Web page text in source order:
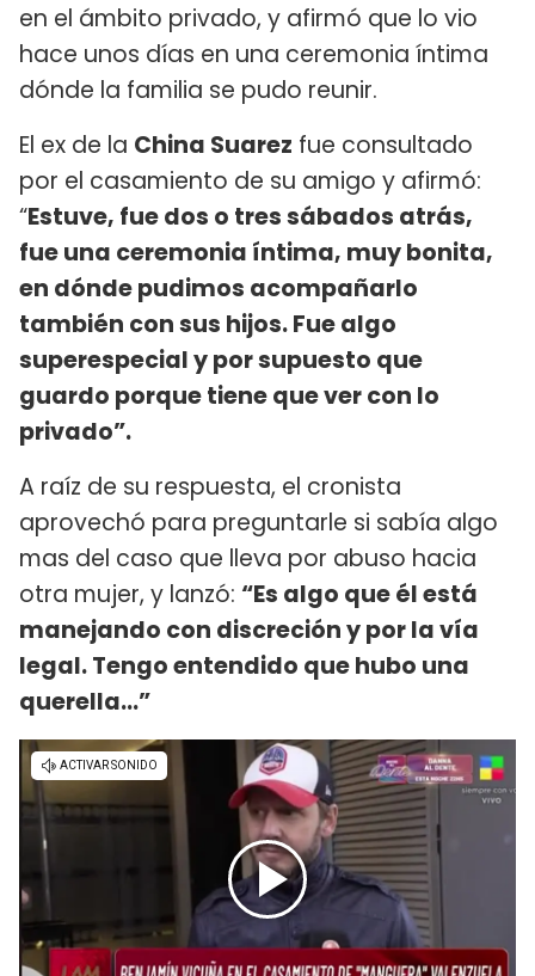
en el ámbito privado, y afirmó que lo vio
hace unos días en una ceremonia íntima
dónde la familia se pudo reunir.
El ex de la China Suarez fue consultado
por el casamiento de su amigo y afirmó:
“Estuve, fue dos o tres sábados atrás,
fue una ceremonia íntima, muy bonita,
en dónde pudimos acompañarlo
también con sus hijos. Fue algo
superespecial y por supuesto que
guardo porque tiene que ver con lo
privado”.
A raíz de su respuesta, el cronista
aprovechó para preguntarle si sabía algo
mas del caso que lleva por abuso hacia
otra mujer, y lanzó: “Es algo que él está
manejando con discreción y por la vía
legal. Tengo entendido que hubo una
querella...”